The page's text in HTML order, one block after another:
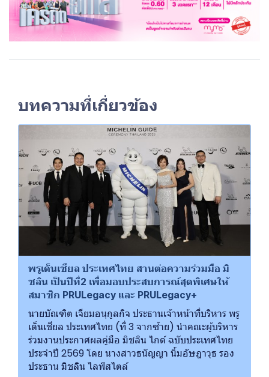
บทความที่เกี่ยวข้อง
พรูเด็นเชียล ประเทศไทย สานต่อความร่วมมือ มิ
ชลิน เป็นปีที่2 เพื่อมอบประสบการณ์สุดพิเศษให้
สมาชิก PRULegacy และ PRULegacy+
นายบัณฑิต เจียมอนุกูลกิจ ประธานเจ้าหน้าที่บริหาร พรู
เด็นเชียล ประเทศไทย (ที่ 3 จากซ้าย) นำคณะผู้บริหาร
ร่วมงานประกาศผลคู่มือ มิชลิน ไกด์ ฉบับประเทศไทย
ประจำปี 2569 โดย นางสาวธนัญญา นิ้มอัษฎาวุธ รอง
ประธาน มิชลิน ไลฟ์สไตล์